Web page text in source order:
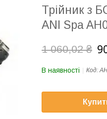
Трійник з
ANI Spa
1 060,02 ₴
В наявності Код: